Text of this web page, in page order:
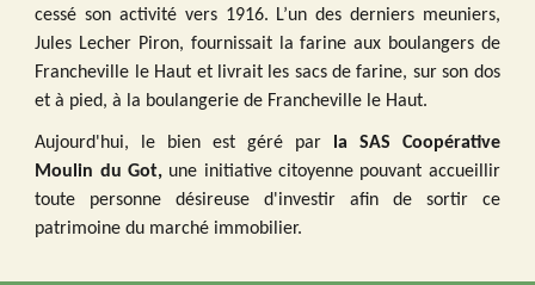
cessé son activité vers 1916. L’un des derniers meuniers,
Jules Lecher Piron, fournissait la farine aux boulangers de
Francheville le Haut et livrait les sacs de farine, sur son dos
et à pied, à la boulangerie de Francheville le Haut.
Aujourd'hui, le bien est géré par la SAS Coopérative
Moulin du Got, une initiative citoyenne pouvant accueillir
toute personne désireused'investir afin de sortir ce
patrimoine du marché immobilier.